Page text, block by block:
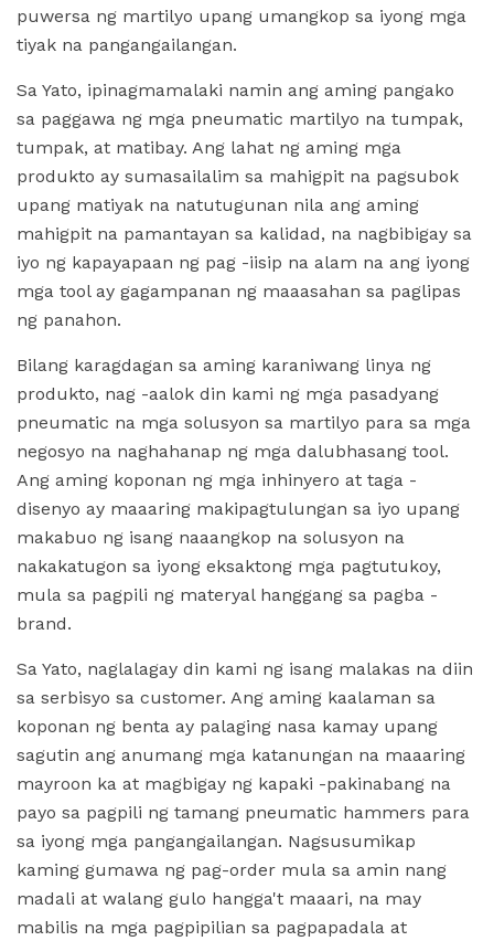
puwersa ng martilyo upang umangkop sa iyong mga
tiyak na pangangailangan.
Sa Yato, ipinagmamalaki namin ang aming pangako
sa paggawa ng mga pneumatic martilyo na tumpak,
tumpak, at matibay. Ang lahat ng aming mga
produkto ay sumasailalim sa mahigpit na pagsubok
upang matiyak na natutugunan nila ang aming
mahigpit na pamantayan sa kalidad, na nagbibigay sa
iyo ng kapayapaan ng pag -iisip na alam na ang iyong
mga tool ay gagampanan ng maaasahan sa paglipas
ng panahon.
Bilang karagdagan sa aming karaniwang linya ng
produkto, nag -aalok din kami ng mga pasadyang
pneumatic na mga solusyon sa martilyo para sa mga
negosyo na naghahanap ng mga dalubhasang tool.
Ang aming koponan ng mga inhinyero at taga -
disenyo ay maaaring makipagtulungan sa iyo upang
makabuo ng isang naaangkop na solusyon na
nakakatugon sa iyong eksaktong mga pagtutukoy,
mula sa pagpili ng materyal hanggang sa pagba -
brand.
Sa Yato, naglalagay din kami ng isang malakas na diin
sa serbisyo sa customer. Ang aming kaalaman sa
koponan ng benta ay palaging nasa kamay upang
sagutin ang anumang mga katanungan na maaaring
mayroon ka at magbigay ng kapaki -pakinabang na
payo sa pagpili ng tamang pneumatic hammers para
sa iyong mga pangangailangan. Nagsusumikap
kaming gumawa ng pag-order mula sa amin nang
madali at walang gulo hangga't maaari, na may
mabilis na mga pagpipilian sa pagpapadala at